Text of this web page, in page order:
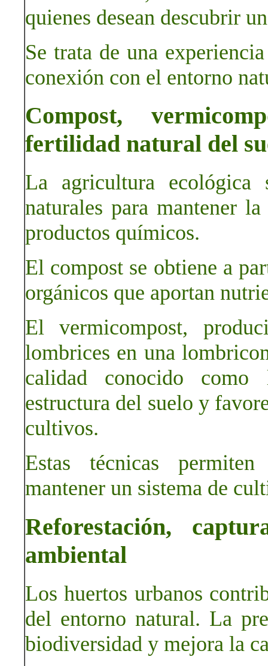
quienes desean descubrir
Se trata de una
conexión con el entorno
Compost,
fertilidad natural del
La agricultura
naturales para mantener
productos químicos.
El compost se obtiene a
orgánicos que aportan
El vermicompost,
lombrices en una
calidad conocido como
estructura del suelo y
cultivos.
Estas técnicas
mantener un sistema de
Reforestación,
ambiental
Los huertos urbanos
del entorno natural. La
biodiversidad y mejora la